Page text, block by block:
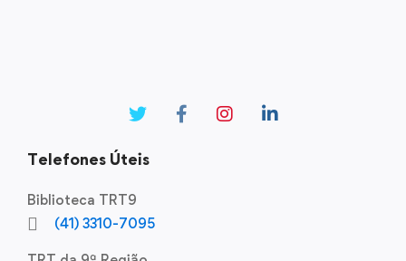
Telefones Úteis
Biblioteca TRT9
(41) 3310-7095